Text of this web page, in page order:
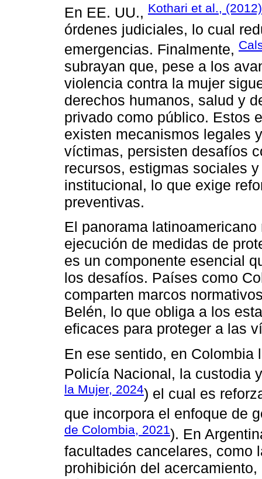
En EE. UU., Kothari et al., (2012)
órdenes judiciales, lo cual
emergencias. Finalmente,
subrayan que, pese a los
violencia contra la mujer
derechos humanos, salud y
privado como público. Estos
existen mecanismos legales
víctimas, persisten desafíos
recursos, estigmas sociales
institucional, lo que exige
preventivas.
El panorama
ejecución de medidas de
es un componente esencial
los desafíos. Países como
comparten marcos
Belén, lo que obliga a los
eficaces para proteger a las
En ese sentido, en Colombia
Policía Nacional, la custodia
la Mujer, 2024) el cual es
que incorpora el enfoque de
de Colombia, 2021). En
facultades cancelares, como
prohibición del